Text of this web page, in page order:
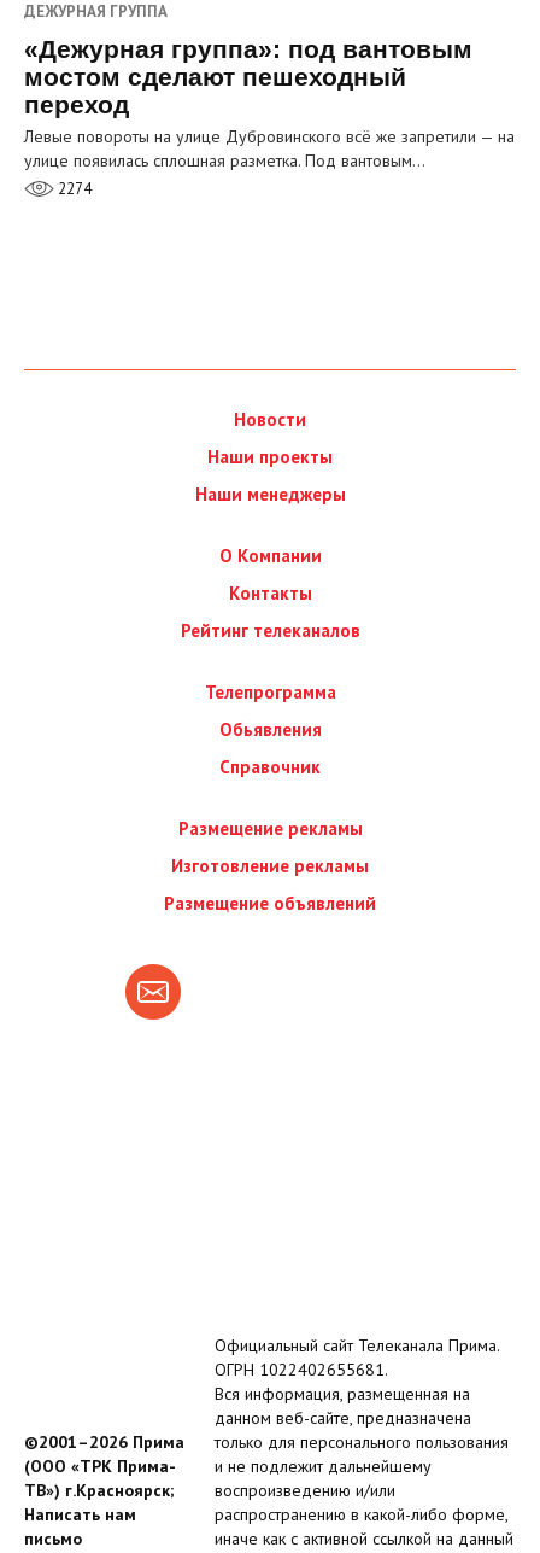
ДЕЖУРНАЯ ГРУППА
«Дежурная группа»: под вантовым
мостом сделают пешеходный
переход
Левые повороты на улице Дубровинского всё же запретили — на
улице появилась сплошная разметка. Под вантовым…
2274
Новости
Наши проекты
Наши менеджеры
О Компании
Контакты
Рейтинг телеканалов
Телепрограмма
Обьявления
Справочник
Размещение рекламы
Изготовление рекламы
Размещение объявлений
©2001–2026 Прима
(ООО «ТРК Прима-
ТВ») г.Красноярск;
Написать нам
письмо
Официальный сайт Телеканала Прима.
ОГРН 1022402655681.
Вся информация, размещенная на
данном веб-сайте, предназначена
только для персонального пользования
и не подлежит дальнейшему
воспроизведению и/или
распространению в какой-либо форме,
иначе как с активной ссылкой на данный